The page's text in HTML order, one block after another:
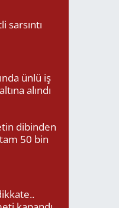
sarsıntı
ünlü iş
alındı
dibinden
50 bin